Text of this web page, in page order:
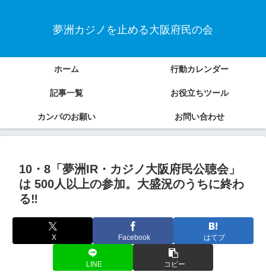
夢洲カジノを止める大阪府民の会
ホーム 行動カレンダー
記事一覧 お役立ちツール
カンパのお願い お問い合わせ
10・8「夢洲IR・カジノ大阪府民公聴会」
は 500人以上の参加。大盛況のうちに終わ
る‼
X Facebook はてブ
LINE コピー